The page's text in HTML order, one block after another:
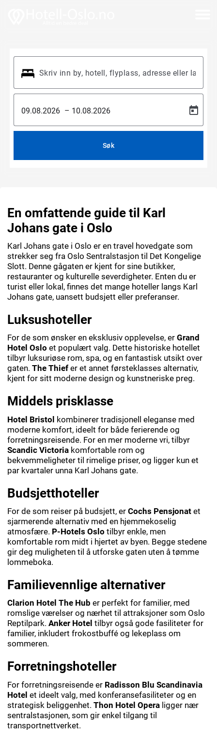
–
Søk
En omfattende guide til Karl
Johans gate i Oslo
Karl Johans gate i Oslo er en travel hovedgate som
strekker seg fra Oslo Sentralstasjon til Det Kongelige
Slott. Denne gågaten er kjent for sine butikker,
restauranter og kulturelle severdigheter. Enten du er
turist eller lokal, finnes det mange hoteller langs Karl
Johans gate, uansett budsjett eller preferanser.
Luksushoteller
For de som ønsker en eksklusiv opplevelse, er Grand
Hotel Oslo et populært valg. Dette historiske hotellet
tilbyr luksuriøse rom, spa, og en fantastisk utsikt over
gaten. The Thief er et annet førsteklasses alternativ,
kjent for sitt moderne design og kunstneriske preg.
Middels prisklasse
Hotel Bristol kombinerer tradisjonell eleganse med
moderne komfort, ideelt for både ferierende og
forretningsreisende. For en mer moderne vri, tilbyr
Scandic Victoria komfortable rom og
bekvemmeligheter til rimelige priser, og ligger kun et
par kvartaler unna Karl Johans gate.
Budsjetthoteller
For de som reiser på budsjett, er Cochs Pensjonat et
sjarmerende alternativ med en hjemmekoselig
atmosfære. P-Hotels Oslo tilbyr enkle, men
komfortable rom midt i hjertet av byen. Begge stedene
gir deg muligheten til å utforske gaten uten å tømme
lommeboka.
Familievennlige alternativer
Clarion Hotel The Hub er perfekt for familier, med
romslige værelser og nærhet til attraksjoner som Oslo
Reptilpark. Anker Hotel tilbyr også gode fasiliteter for
familier, inkludert frokostbuffé og lekeplass om
sommeren.
Forretningshoteller
For forretningsreisende er Radisson Blu Scandinavia
Hotel et ideelt valg, med konferansefasiliteter og en
strategisk beliggenhet. Thon Hotel Opera ligger nær
sentralstasjonen, som gir enkel tilgang til
transportnettverket.